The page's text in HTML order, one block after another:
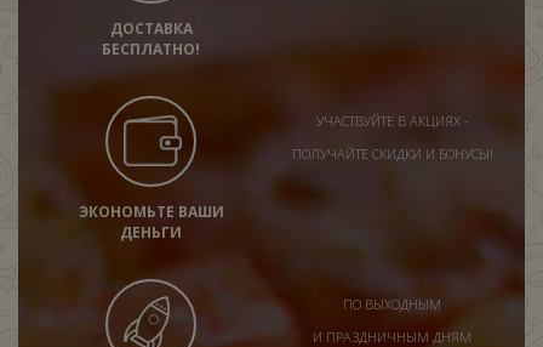
ДОСТАВКА
БЕСПЛАТНО!
ЭКОНОМЬТЕ ВАШИ
ДЕНЬГИ
УЧАСТВУЙТЕ В АКЦИЯХ -
ПОЛУЧАЙТЕ СКИДКИ И БОНУСЫ!
ПО ВЫХОДНЫМ
И ПРАЗДНИЧНЫМ ДНЯМ